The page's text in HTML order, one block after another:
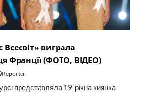
Всесвіт» виграла
Франції (ФОТО, ВІДЕО)
Reporter
представляла 19-річна киянка